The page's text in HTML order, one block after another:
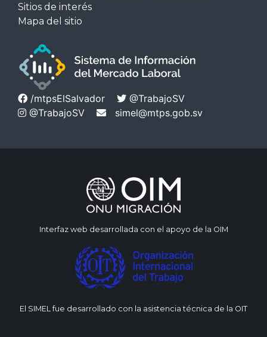
Sitios de interés
Mapa del sitio
/mtpsElSalvador
@TrabajoSV
@TrabajoSV
simel@mtps.gob.sv
Interfaz web desarrollada con el apoyo de la OIM
El SIMEL fue desarrollado con la asistencia técnica de la OIT